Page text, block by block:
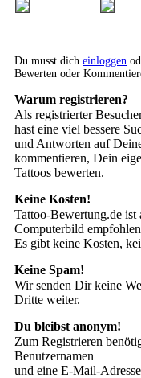
Du musst dich einloggen
Bewerten oder
Warum registrieren?
Als registrierter
hast eine viel bessere
und Antworten auf
kommentieren, Dein
Tattoos bewerten.
Keine Kosten!
Tattoo-Bewertung.de
Computerbild
Es gibt keine Kosten,
Keine Spam!
Wir senden Dir keine
Dritte weiter.
Du bleibst anonym!
Zum Registrieren
Benutzernamen
und eine E-Mail-